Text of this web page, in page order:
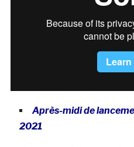
Après-midi de
2021